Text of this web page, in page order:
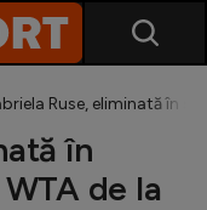
Ruse, eliminată în
în
de la